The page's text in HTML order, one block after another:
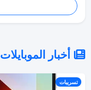
أخبار الموبايلات
تسريبات